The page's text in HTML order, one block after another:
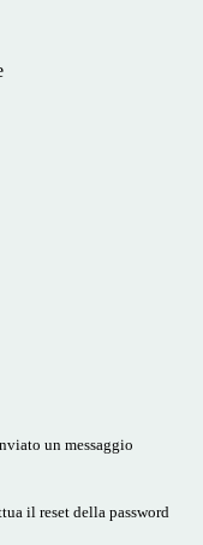
un messaggio
il reset della password